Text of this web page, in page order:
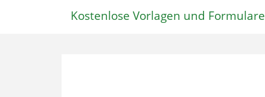
Kostenlose Vorlagen und Formulare